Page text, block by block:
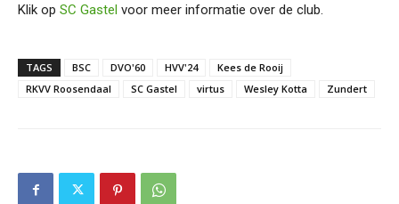
Klik op SC Gastel voor meer informatie over de club.
TAGS BSC DVO'60 HVV'24
Kees de Rooij
RKVV Roosendaal
SC Gastel virtus Wesley Kotta Zundert